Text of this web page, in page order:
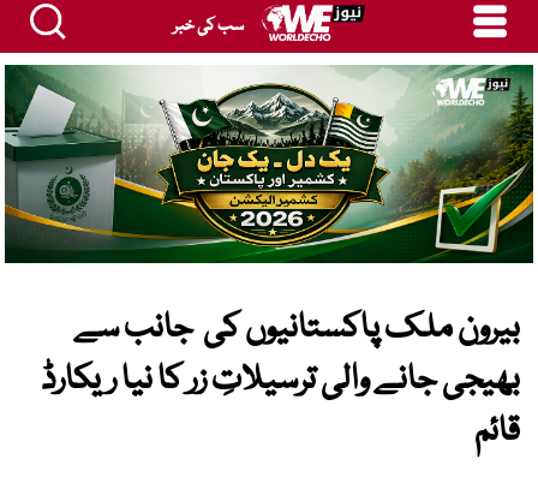
سب کی خبر
بیرون ملک پاکستانیوں کی جانب سے
بھیجی جانے والی ترسیلاتِ زر کا نیا ریکارڈ
قائم